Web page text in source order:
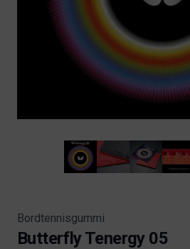
Bordtennisgummi
Butterfly Tenergy 05